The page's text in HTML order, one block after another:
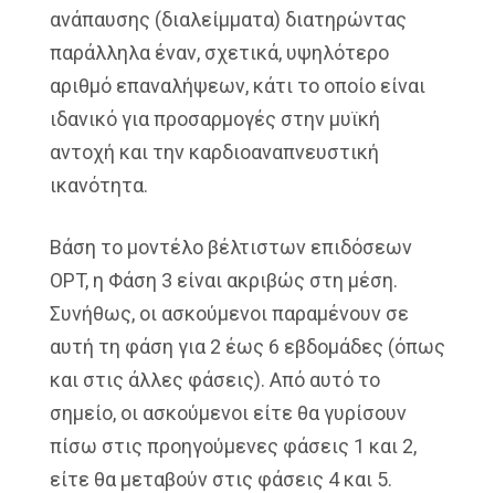
ανάπαυσης (διαλείμματα) διατηρώντας
παράλληλα έναν, σχετικά, υψηλότερο
αριθμό επαναλήψεων, κάτι το οποίο είναι
ιδανικό για προσαρμογές στην μυϊκή
αντοχή και την καρδιοαναπνευστική
ικανότητα.
Βάση το μοντέλο βέλτιστων επιδόσεων
OPT, η Φάση 3 είναι ακριβώς στη μέση.
Συνήθως, οι ασκούμενοι παραμένουν σε
αυτή τη φάση για 2 έως 6 εβδομάδες (όπως
και στις άλλες φάσεις). Από αυτό το
σημείο, οι ασκούμενοι είτε θα γυρίσουν
πίσω στις προηγούμενες φάσεις 1 και 2,
είτε θα μεταβούν στις φάσεις 4 και 5.